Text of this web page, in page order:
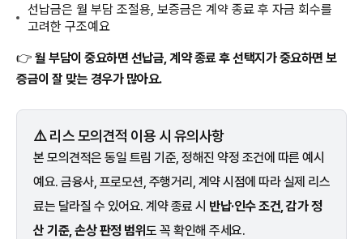
선납금은 월 부담 조절용, 보증금은 계약 종료 후 자금 회수를
고려한 구조예요
👉 월 부담이 중요하면 선납금, 계약 종료 후 선택지가 중요하면 보
증금이 잘 맞는 경우가 많아요.
⚠️ 리스 모의견적 이용 시 유의사항
본 모의견적은 동일 트림 기준, 정해진 약정 조건에 따른 예시
예요. 금융사, 프로모션, 주행거리, 계약 시점에 따라 실제 리스
료는 달라질 수 있어요. 계약 종료 시 반납·인수 조건, 감가 정
산 기준, 손상 판정 범위도 꼭 확인해 주세요.